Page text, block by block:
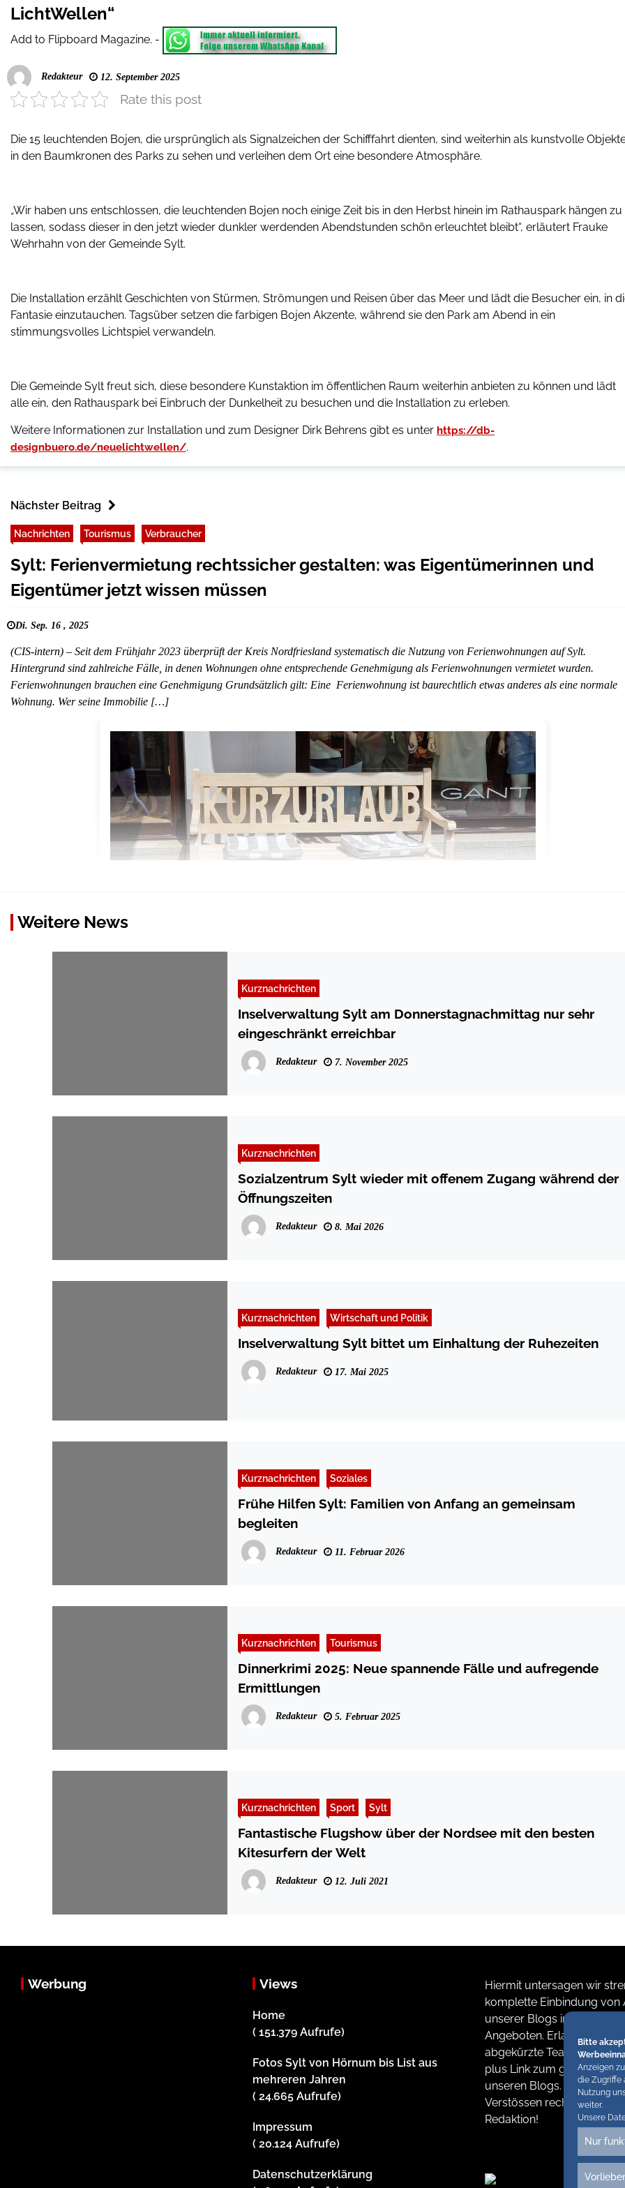
Bitte
Anzeigen
die Zugriffe
Nutzung
weiter.
Unsere
Nur
LichtWellen“
Add to Flipboard Magazine. -
Redakteur 12. September 2025
Rate this post
Die 15 leuchtenden Bojen, die ursprünglich als Signalzeichen der Schifffahrt dienten, sind weiterhin als kunstvolle
in den Baumkronen des Parks zu sehen und verleihen dem Ort eine besondere Atmosphäre.
„Wir haben uns entschlossen, die leuchtenden Bojen noch einige Zeit bis in den Herbst hinein im Rathauspark hängen zu
lassen, sodass dieser in den jetzt wieder dunkler werdenden Abendstunden schön erleuchtet bleibt“, erläutert Frauke
Wehrhahn von der Gemeinde Sylt.
Die Installation erzählt Geschichten von Stürmen, Strömungen und Reisen über das Meer und lädt die Besucher ein, in
Fantasie einzutauchen. Tagsüber setzen die farbigen Bojen Akzente, während sie den Park am Abend in ein
stimmungsvolles Lichtspiel verwandeln.
Die Gemeinde Sylt freut sich, diese besondere Kunstaktion im öffentlichen Raum weiterhin anbieten zu können und lädt
alle ein, den Rathauspark bei Einbruch der Dunkelheit zu besuchen und die Installation zu erleben.
Weitere Informationen zur Installation und zum Designer Dirk Behrens gibt es unter https://db-
designbuero.de/neuelichtwellen/.
Nächster Beitrag
Nachrichten Tourismus Verbraucher
Sylt: Ferienvermietung rechtssicher gestalten: was Eigentümerinnen und
Eigentümer jetzt wissen müssen
Di. Sep. 16 , 2025
(CIS-intern) – Seit dem Frühjahr 2023 überprüft der Kreis Nordfriesland systematisch die Nutzung von Ferienwohnungen auf Sylt.
Hintergrund sind zahlreiche Fälle, in denen Wohnungen ohne entsprechende Genehmigung als Ferienwohnungen vermietet wurden.
Ferienwohnungen brauchen eine Genehmigung Grundsätzlich gilt: Eine Ferienwohnung ist baurechtlich etwas anderes als eine normale
Wohnung. Wer seine Immobilie […]
Weitere News
Kurznachrichten
Inselverwaltung Sylt am Donnerstagnachmittag nur sehr
eingeschränkt erreichbar
Redakteur 7. November 2025
Kurznachrichten
Sozialzentrum Sylt wieder mit offenem Zugang während der
Öffnungszeiten
Redakteur 8. Mai 2026
Kurznachrichten Wirtschaft und Politik
Inselverwaltung Sylt bittet um Einhaltung der Ruhezeiten
Redakteur 17. Mai 2025
Kurznachrichten Soziales
Frühe Hilfen Sylt: Familien von Anfang an gemeinsam
begleiten
Redakteur 11. Februar 2026
Kurznachrichten Tourismus
Dinnerkrimi 2025: Neue spannende Fälle und aufregende
Ermittlungen
Redakteur 5. Februar 2025
Kurznachrichten Sport Sylt
Fantastische Flugshow über der Nordsee mit den besten
Kitesurfern der Welt
Redakteur 12. Juli 2021
Werbung Views
Home
( 151.379 Aufrufe)
Fotos Sylt von Hörnum bis List aus
mehreren Jahren
( 24.665 Aufrufe)
Impressum
( 20.124 Aufrufe)
Datenschutzerklärung
Hiermit untersagen wir
komplette Einbindung von
unserer Blogs in anderen
Angeboten. Erlaubt sind
abgekürzte Teaser bis ca.
plus Link zum ganzen
unseren Blogs. Wir
Verstössen rechtliche
Redaktion!